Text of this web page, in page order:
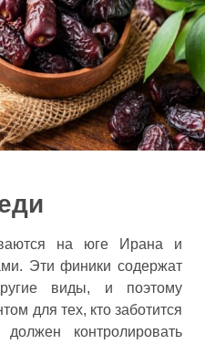
на юге Ирана и
Эти финики содержат
виды, и поэтому
для тех, кто заботится
контролировать